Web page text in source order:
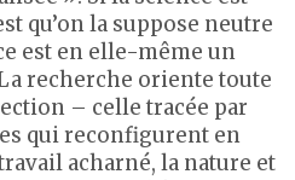
qu’on la suppose neutre
est en elle-même un
recherche oriente toute
– celle tracée par
qui reconfigurent en
acharné, la nature et